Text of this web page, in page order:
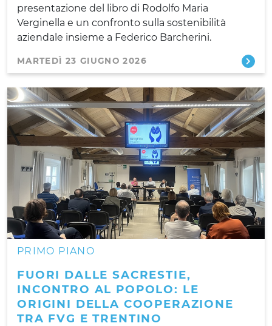
presentazione del libro di Rodolfo Maria
Verginella e un confronto sulla sostenibilità
aziendale insieme a Federico Barcherini.
MARTEDÌ 23 GIUGNO 2026
PRIMO PIANO
FUORI DALLE SACRESTIE,
INCONTRO AL POPOLO: LE
ORIGINI DELLA COOPERAZIONE
TRA FVG E TRENTINO